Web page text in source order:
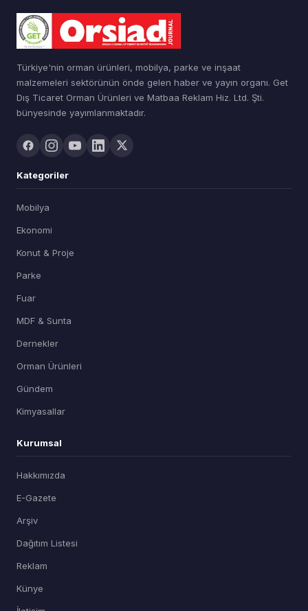
Türkiye'nin orman ürünleri, mobilya, parke ve inşaat
malzemeleri sektörünün önde gelen haber ve yayın organı. Get
Dış Ticaret Orman Ürünleri ve Matbaa Reklam Hiz. Ltd. Şti.
bünyesinde yayımlanmaktadır.
Kategoriler
Mobilya
Ekonomi
Konut & Proje
Parke
Fuar
MDF & Sunta
Dernekler
Orman Ürünleri
Gündem
Kimyasallar
Kurumsal
Hakkımızda
E-Gazete
Arşiv
Dağıtım Listesi
Reklam
Künye